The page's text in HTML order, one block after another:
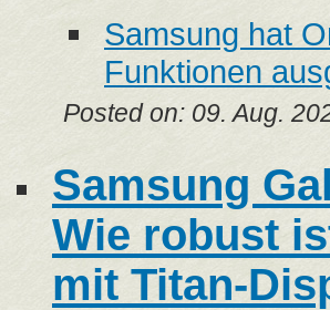
Samsung hat
Funktionen
Posted on: 09. Aug.
Samsung
Wie robust
mit Titan-